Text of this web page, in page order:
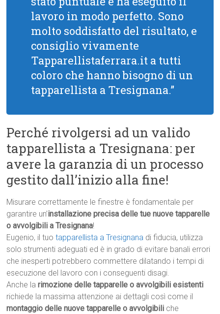
lavoro in modo perfetto. Sono
molto soddisfatto del risultato, e
consiglio vivamente
Tapparellistaferrara.it a tutti
coloro che hanno bisogno di un
tapparellista a Tresignana.”
Perché rivolgersi ad un valido
tapparellista a Tresignana: per
avere la garanzia di un processo
gestito dall’inizio alla fine!
Misurare correttamente le finestre è fondamentale per
garantire un’installazione precisa delle tue nuove tapparelle
o avvolgibili a Tresignana!
Eugenio, il tuotapparellista a Tresignana di fiducia, utilizza
solo strumenti adeguati ed è in grado di evitare banali errori
che inesperti potrebbero commettere dilatando i tempi di
esecuzione del lavoro con i conseguenti disagi.
Anche larimozione delle tapparelle o avvolgibili esistenti
richiede la massima attenzione ai dettagli così come il
montaggio delle nuove tapparelle o avvolgibili che